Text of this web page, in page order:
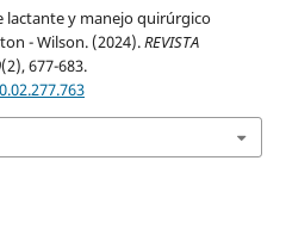
lactante y manejo quirúrgico
- Wilson. (2024).REVISTA
(2), 677-683.